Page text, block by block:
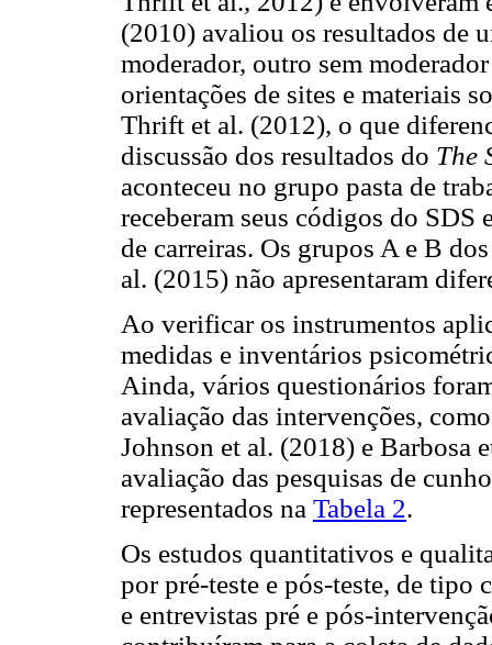
(2010) avaliou os resultados de
moderador, outro sem
orientações de sites e materiais
Thrift et al. (2012), o que
discussão dos resultados do The
aconteceu no grupo pasta de
receberam seus códigos do
de carreiras. Os grupos A e B
al. (2015) não apresentaram
Ao verificar os instrumentos
medidas e inventários
Ainda, vários questionários
avaliação das intervenções,
Johnson et al. (2018) e Barbosa
avaliação das pesquisas de
representados na Tabela 2.
Os estudos quantitativos e
por pré-teste e pós-teste, de
e entrevistas pré e pós-